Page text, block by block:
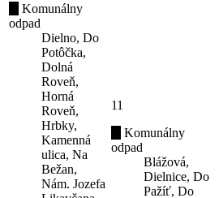
Komunálny
odpad
Dielno, Do
Potôčka,
Dolná
Roveň,
Horná
Roveň,
Hrbky,
Kamenná
ulica, Na
Bežan,
Nám. Jozefa
11
Komunálny
odpad
Blážová,
Dielnice, Do
Pažíť, Do